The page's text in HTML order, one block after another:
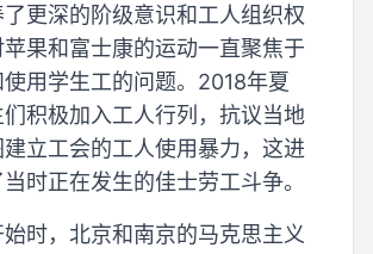
更深的阶级意识和工人组织权
果和富士康的运动一直聚焦于
用学生工的问题。2018年夏
积极加入工人行列，抗议当地
立工会的工人使用暴力，这进
时正在发生的佳士劳工斗争。
时，北京和南京的马克思主义